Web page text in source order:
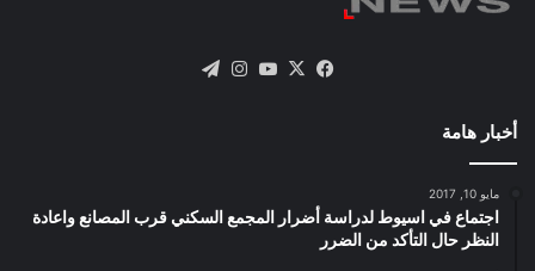
فيسبوك
X يوتيوبانستقرام
أخبار هامة
مايو 10, 2017
اجتماع في اسيوط لدراسة أضرار المجمع السكني قرب المصانع واعادة
النظر حال التأكد من الضرر